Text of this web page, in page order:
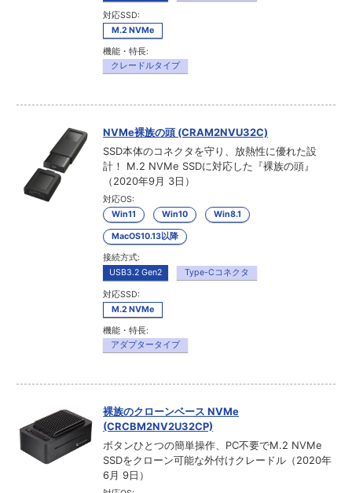
対応SSD:
M.2 NVMe
機能・特長:
クレードルタイプ
NVMe裸族の頭 (CRAM2NVU32C)
SSD本体のコネクタを守り、放熱性に優れた設
計！ M.2 NVMe SSDに対応した『裸族の頭』
（2020年9月 3日）
対応OS:
Win11
Win10 Win8.1
MacOS10.13以降
接続方式:
USB3.2 Gen2
Type-Cコネクタ
対応SSD:
M.2 NVMe
機能・特長:
アダプタータイプ
裸族のクローンベース NVMe
(CRCBM2NV2U32CP)
ボタンひとつの簡単操作、PC不要でM.2 NVMe
SSDをクローン可能な外付けクレードル（2020年
6月 9日）